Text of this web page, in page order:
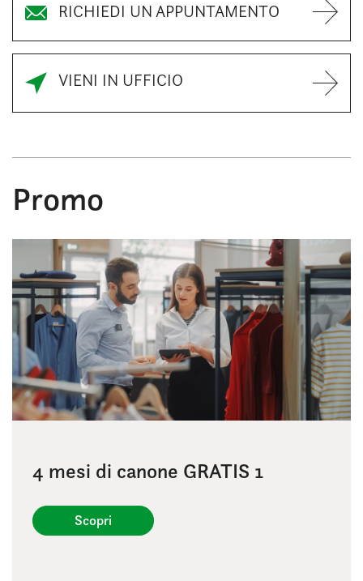
RICHIEDI UN APPUNTAMENTO
VIENI IN UFFICIO
Promo
4 mesi di canone GRATIS 1
Scopri